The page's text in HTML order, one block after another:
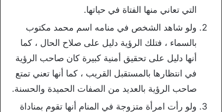
التي تعاني منها الفتاة في حياتها.
ولو شاهد الشخص في منامه اسم محمد مكتوب
بالسماء ، فتلك الرؤية دليل على صلاح الحال ، كما
أنها دليل على تحقيق أمنية كبيرة كان صاحب الرؤية
في انتظارها بالمستقبل القريب ، كما أنها تعني تمتع
صاحب الرؤية بالعديد من الصفات الحميدة والحسنة.
ولو رأت امرأة متزوجة في المنام أنها تقوم بمناداة